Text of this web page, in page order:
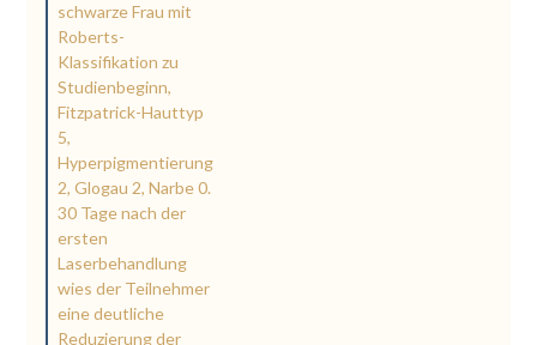
schwarze Frau mit
Roberts-
Klassifikation zu
Studienbeginn,
Fitzpatrick-Hauttyp
5,
Hyperpigmentierung
2, Glogau 2, Narbe 0.
30 Tage nach der
ersten
Laserbehandlung
wies der Teilnehmer
eine deutliche
Reduzierung der